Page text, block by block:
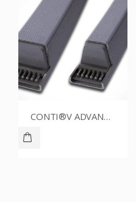
CONTI®V ADVANCE SPZ1337CR